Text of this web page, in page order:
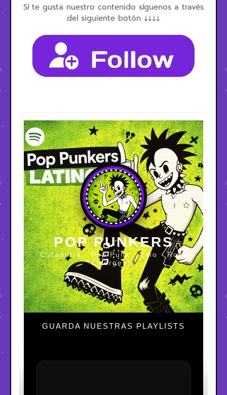
Sí te gusta nuestro contenido síguenos a través
del siguiente botón ↓↓↓↓
POP PUNKERS
Curaduría · Pop Punk · Emo · Rock
Emergente
GUARDA NUESTRAS PLAYLISTS